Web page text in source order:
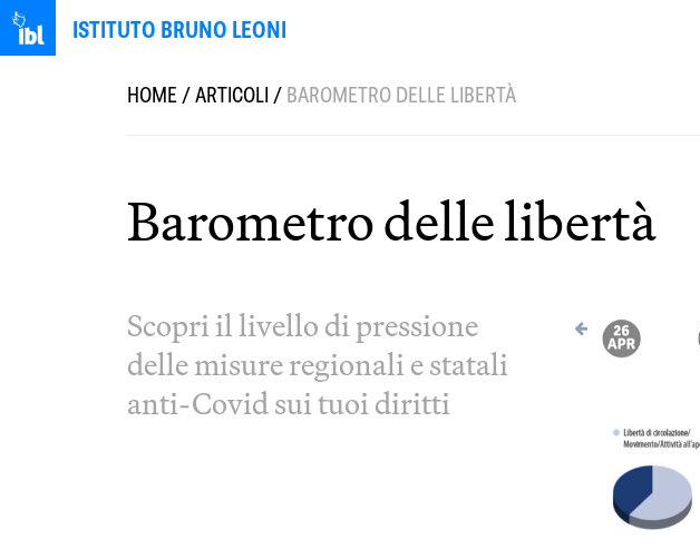
ISTITUTO BRUNO LEONI
HOME/ARTICOLI/BAROMETRO DELLE LIBERTÀ
Barometro delle libertà
Scopri il livello di pressione
delle misure regionali e statali
anti-Covid sui tuoi diritti